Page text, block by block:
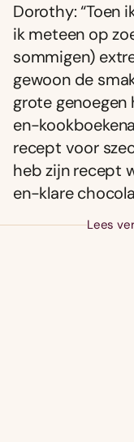
Dorothy: “Toen
ik meteen op
sommigen)
gewoon de
grote
en-
recept voor
heb zijn recept
en-klare
Lees